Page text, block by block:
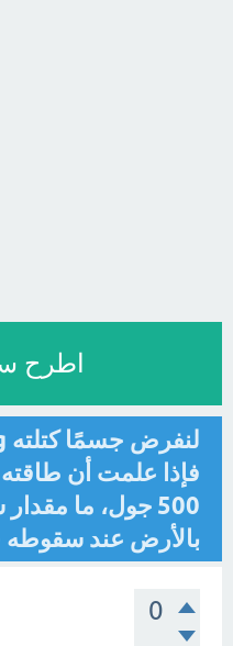
اطرح
فإذا علمت أن طاقته
500 جول، ما
بالأرض عند سقوطه
0